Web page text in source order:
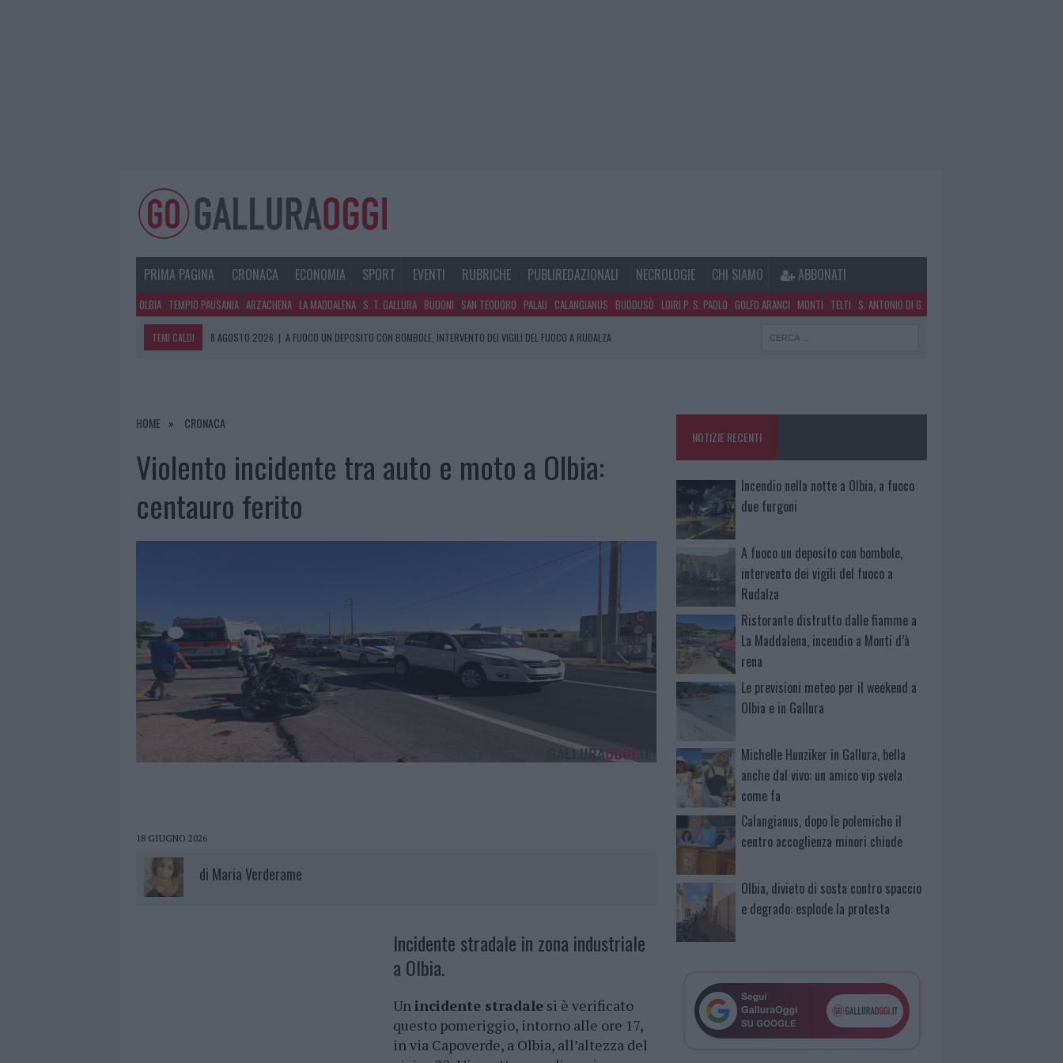
PRIMA PAGINA CRONACA ECONOMIA SPORT EVENTI RUBRICHE PUBLIREDAZIONALI NECROLOGIE CHI SIAMO ABBONATI
OLBIA TEMPIO PAUSANIA ARZACHENA LA MADDALENA S. T. GALLURA BUDONI SAN TEODORO PALAU CALANGIANUS BUDDUSÒ LOIRI P. S. PAOLO GOLFO ARANCI MONTI TELTI S. ANTONIO DI G.
TEMI CALDI 8 AGOSTO 2026 | A FUOCO UN DEPOSITO CON BOMBOLE, INTERVENTO DEI VIGILI DEL FUOCO A RUDALZA
7 AGOSTO 2026
|
HOME CRONACA
Violento incidente tra auto e moto a Olbia:
centauro ferito
18 GIUGNO 2026
di Maria Verderame
Incidente stradale in zona industriale
a Olbia.
Unincidente stradale si è verificato
questo pomeriggio, intorno alle ore 17,
in via Capoverde, a Olbia, all’altezza del
NOTIZIE RECENTI
Incendio nella notte a Olbia, a fuoco
due furgoni
A fuoco un deposito con bombole,
intervento dei vigili del fuoco a
Rudalza
Ristorante distrutto dalle fiamme a
La Maddalena, incendio a Monti d’à
rena
Le previsioni meteo per il weekend a
Olbia e in Gallura
Michelle Hunziker in Gallura, bella
anche dal vivo: un amico vip svela
come fa
Calangianus, dopo le polemiche il
centro accoglienza minori chiude
Olbia, divieto di sosta contro spaccio
e degrado: esplode la protesta